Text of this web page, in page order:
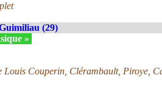
(29)
»
Louis Couperin, Clérambault, Piroye,